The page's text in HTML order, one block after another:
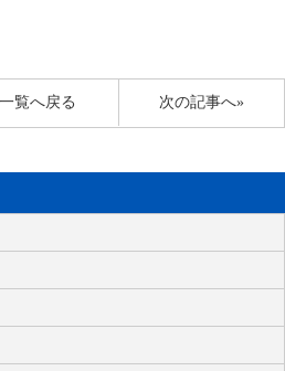
次の記事へ»
一覧へ戻る